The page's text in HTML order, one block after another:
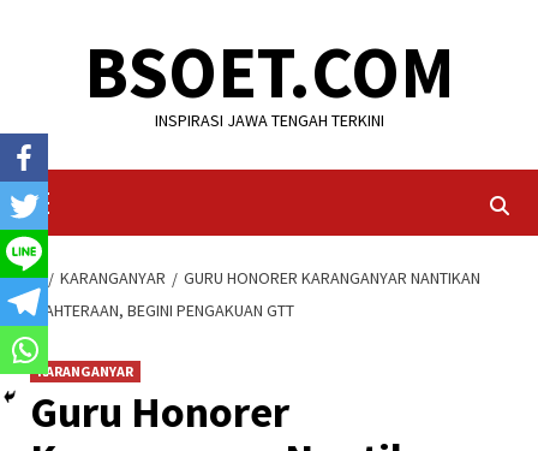
BSOET.COM
INSPIRASI JAWA TENGAH TERKINI
Primary
Menu
HOME KARANGANYAR
GURU HONORER KARANGANYAR NANTIKAN
KESEJAHTERAAN, BEGINI PENGAKUAN GTT
KARANGANYAR
Guru Honorer